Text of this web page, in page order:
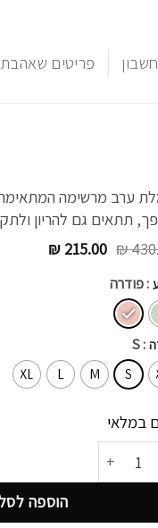
פריטים
ערב מרשימה המתאימה
תתאים גם להריון
₪ המחיר ₪ 215.00 המחיר
: פודרה
: S
S
M
L
XL
במלאי
הוספה